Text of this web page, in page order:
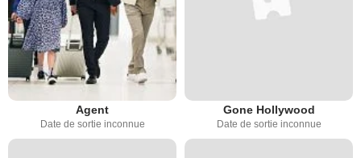
Agent
Date de sortie inconnue
Gone Hollywood
Date de sortie inconnue